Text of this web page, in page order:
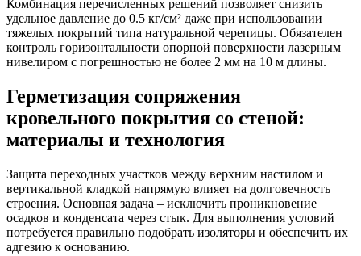
Комбинация перечисленных решений позволяет снизить
удельное давление до 0.5 кг/см² даже при использовании
тяжелых покрытий типа натуральной черепицы. Обязателен
контроль горизонтальности опорной поверхности лазерным
нивелиром с погрешностью не более 2 мм на 10 м длины.
Герметизация сопряжения
кровельного покрытия со стеной:
материалы и технология
Защита переходных участков между верхним настилом и
вертикальной кладкой напрямую влияет на долговечность
строения. Основная задача – исключить проникновение
осадков и конденсата через стык. Для выполнения условий
потребуется правильно подобрать изоляторы и обеспечить их
адгезию к основанию.